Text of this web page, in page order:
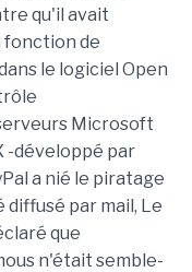
qu'il avait
fonction de
le logiciel Open
Microsoft
-développé par
a nié le piratage
diffusé par mail, Le
que
n'était semble-